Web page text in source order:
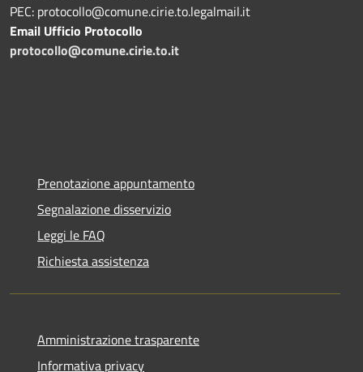
PEC: protocollo@comune.cirie.to.legalmail.it
Email Ufficio Protocollo
protocollo@comune.cirie.to.it
Prenotazione appuntamento
Segnalazione disservizio
Leggi le FAQ
Richiesta assistenza
Amministrazione trasparente
Informativa privacy